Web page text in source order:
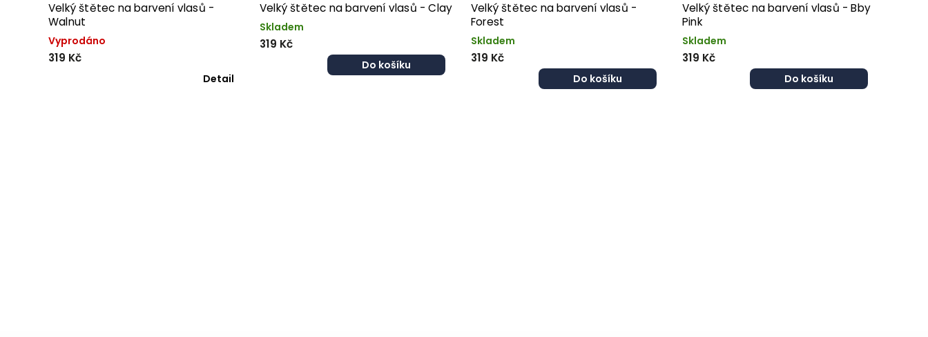
Velký štětec na barvení vlasů -
Walnut
Vyprodáno
319 Kč
Detail
Velký štětec na barvení vlasů - Clay
Skladem
319 Kč
Do košíku
Velký štětec na barvení vlasů -
Forest
Skladem
319 Kč
Do košíku
Velký štětec na barvení vlasů - Bby
Pink
Skladem
319 Kč
Do košíku